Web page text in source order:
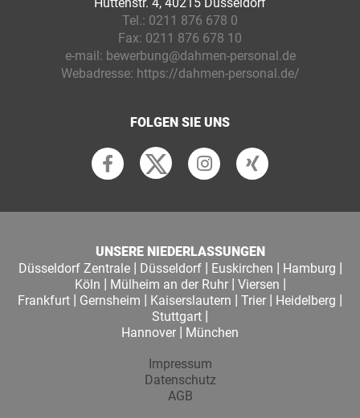
Tel.: 0211 876 678 0
Fax: 0211 876 678 10
e-mail: bewerbung@dahmen-personal.de
Webadresse: https://dahmen-personal.de/
FOLGEN SIE UNS
UNSERE NIEDERLASSUNGEN
Düsseldorf Zentrale| Düsseldorf| Euskirchen | Hamburg |
Köln | Mülheim an der Ruhr| Viersen |
Frankfurt | Gernsheim | Kaiserslautern | Trier | Heidelberg |
Stuttgart |
Hannover | München
Impressum
Datenschutz
AGB